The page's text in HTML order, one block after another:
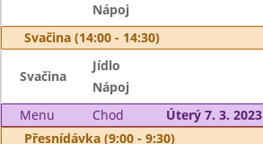
Nápoj
Svačina (14:00 - 14:30)
Svačina
Jídlo
Nápoj
Menu
Chod
Úterý 7. 3. 2023
Přesnídávka (9:00 - 9:30)